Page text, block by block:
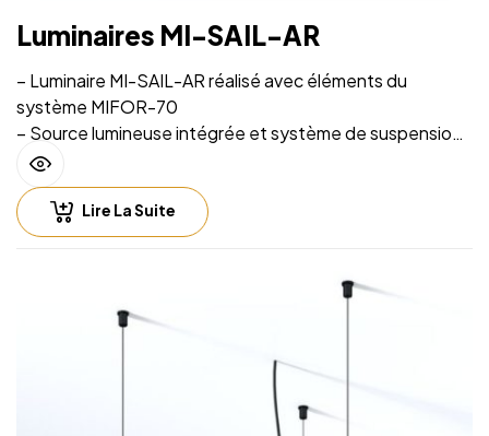
Luminaires MI-SAIL-AR
– Luminaire MI-SAIL-AR réalisé avec éléments du
système MIFOR-70
– Source lumineuse intégrée et système de suspension
sur filins
– Installation facile
– Hauteur de suspension facilement réglable
– Compatible with lighting control including Casambi
– Fichiers CAD 2D et BIM 3D disponibles en plusieurs
formats permettant la conception de l’éclairage avec un
– Luminaire fourni sans alimentation LED
Lire La Suite